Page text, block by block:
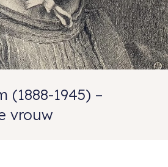
(1888-1945) –
vrouw